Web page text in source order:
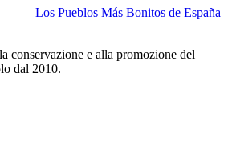
Los Pueblos Más Bonitos de España
conservazione e alla promozione del
dal 2010.